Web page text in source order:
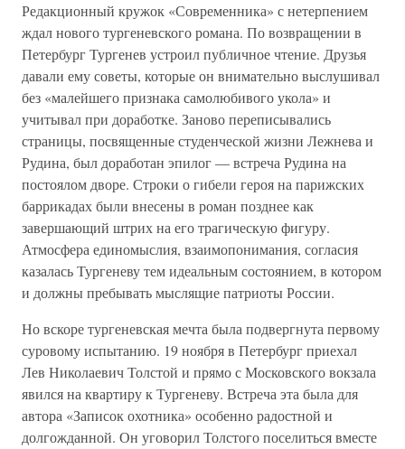
Редакционный кружок «Современника» с нетерпением
ждал нового тургеневского романа. По возвращении в
Петербург Тургенев устроил публичное чтение. Друзья
давали ему советы, которые он внимательно выслушивал
без «малейшего признака самолюбивого укола» и
учитывал при доработке. Заново переписывались
страницы, посвященные студенческой жизни Лежнева и
Рудина, был доработан эпилог — встреча Рудина на
постоялом дворе. Строки о гибели героя на парижских
баррикадах были внесены в роман позднее как
завершающий штрих на его трагическую фигуру.
Атмосфера единомыслия, взаимопонимания, согласия
казалась Тургеневу тем идеальным состоянием, в котором
и должны пребывать мыслящие патриоты России.
Но вскоре тургеневская мечта была подвергнута первому
суровому испытанию. 19 ноября в Петербург приехал
Лев Николаевич Толстой и прямо с Московского вокзала
явился на квартиру к Тургеневу. Встреча эта была для
автора «Записок охотника» особенно радостной и
долгожданной. Он уговорил Толстого поселиться вместе